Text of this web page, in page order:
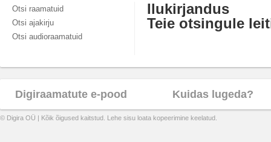
Otsi raamatuid
Otsi ajakirju
Otsi audioraamatuid
Ilukirjandus
Teie otsingule
Digiraamatute e-pood Kuidas lugeda?
© Digira OÜ | Kõik õigused kaitstud. Lehe sisu loata kopeerimine keelatud.